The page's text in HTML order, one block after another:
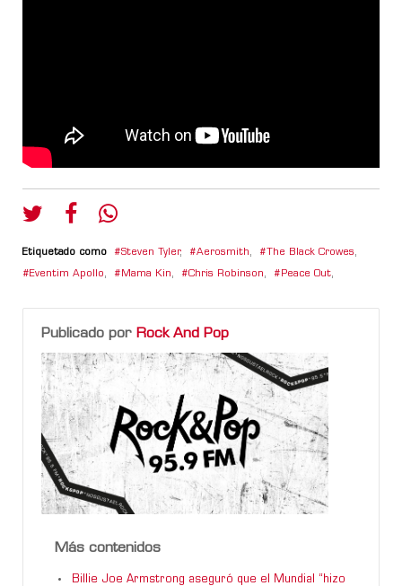
Etiquetado como Steven Tyler, Aerosmith, The Black Crowes,
Eventim Apollo, Mama Kin, Chris Robinson, Peace Out,
Publicado por Rock And Pop
Más contenidos
Billie Joe Armstrong aseguró que el Mundial “hizo